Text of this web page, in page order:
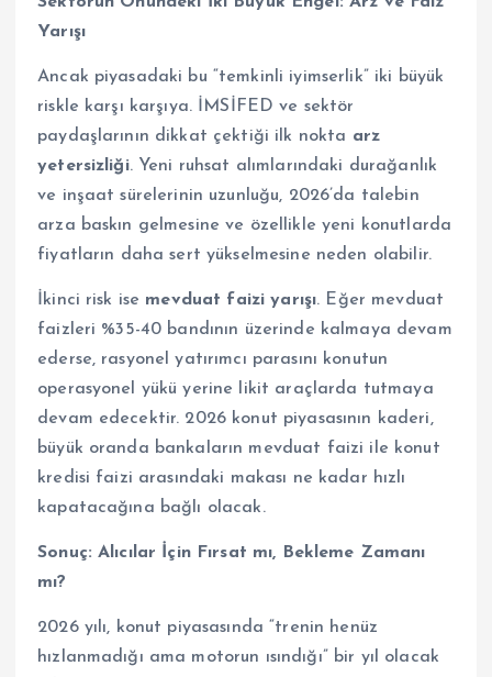
Yarışı
Ancak piyasadaki bu “temkinli iyimserlik” iki büyük
riskle karşı karşıya. İMSİFED ve sektör
paydaşlarının dikkat çektiği ilk nokta arz
yetersizliği. Yeni ruhsat alımlarındaki durağanlık
ve inşaat sürelerinin uzunluğu, 2026’da talebin
arza baskın gelmesine ve özellikle yeni konutlarda
fiyatların daha sert yükselmesine neden olabilir.
İkinci risk ise mevduat faizi yarışı. Eğer mevduat
faizleri %35-40 bandının üzerinde kalmaya devam
ederse, rasyonel yatırımcı parasını konutun
operasyonel yükü yerine likit araçlarda tutmaya
devam edecektir. 2026 konut piyasasının kaderi,
büyük oranda bankaların mevduat faizi ile konut
kredisi faizi arasındaki makası ne kadar hızlı
kapatacağına bağlı olacak.
Sonuç: Alıcılar İçin Fırsat mı, Bekleme Zamanı
mı?
2026 yılı, konut piyasasında “trenin henüz
hızlanmadığı ama motorun ısındığı” bir yıl olacak